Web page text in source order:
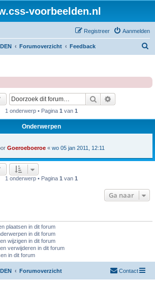
voorbeelden.nl
Aanmelden
Registreer
Forumoverzicht Feedback
Zoek
1 onderwerp • Pagina 1 van 1
Onderwerpen
Goeroeboeroe « wo 05 jan 2011, 12:11
1 onderwerp • Pagina 1 van 1
Ga naar
plaatsen in dit forum
in dit forum
wijzigen in dit forum
verwijderen in dit forum
in dit forum
Forumoverzicht Contact